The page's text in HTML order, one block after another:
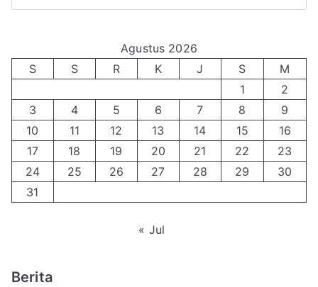
h
Agustus 2026
S
S R K J S
M
1
2
3
4 5 6 7 8
9
10
11 12 13 14 15
16
17
18 19 20 21 22
23
24
25 26 27 28 29
30
31
« Jul
Berita